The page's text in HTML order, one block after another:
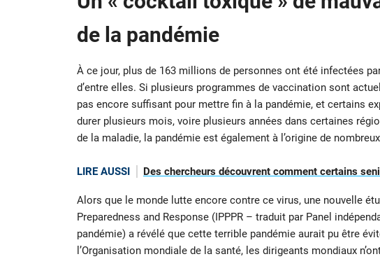
de la pandémie
À ce jour, plus de 163 millions de personnes ont été infectées
d’entre elles. Si plusieurs programmes de vaccination sont
pas encore suffisant pour mettre fin à la pandémie, et certains
durer plusieurs mois, voire plusieurs années dans certaines
de la maladie, la pandémie est également à l’origine de
LIRE AUSSI Des chercheurs découvrent comment certains
Alors que le monde lutte encore contre ce virus, une nouvelle
Preparedness and Response (IPPPR – traduit par Panel
pandémie) a révélé que cette terrible pandémie aurait pu être
l’Organisation mondiale de la santé, les dirigeants mondiaux